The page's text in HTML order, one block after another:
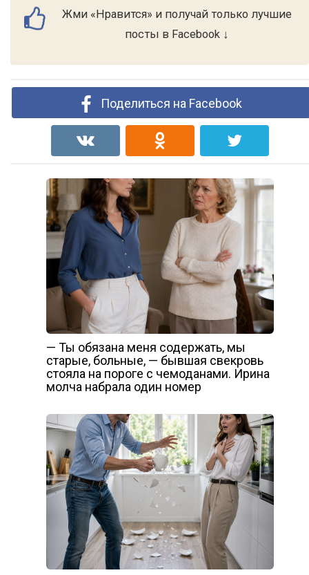
Жми «Нравится» и получай только лучшие
посты в Facebook ↓
Поделиться на Facebook
— Ты обязана меня содержать, мы
старые, больные, — бывшая свекровь
стояла на пороге с чемоданами. Ирина
молча набрала один номер